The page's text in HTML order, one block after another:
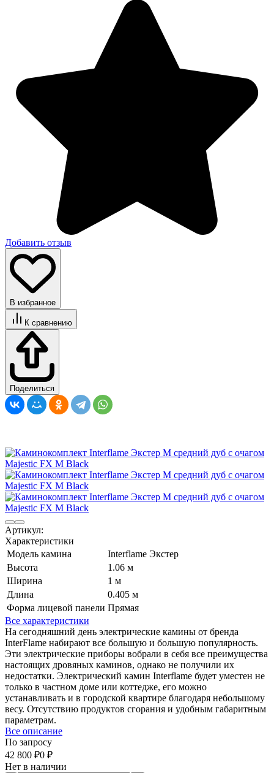
Добавить отзыв
В избранное
К сравнению
Поделиться
Артикул:
Характеристики
Модель камина
Interflame Экстер
Высота
1.06 м
Ширина
1 м
Длина
0.405 м
Форма лицевой панели Прямая
Все характеристики
На сегодняшний день электрические камины от бренда
InterFlame набирают все большую и большую популярность.
Эти электрические приборы вобрали в себя все преимущества
настоящих дровяных каминов, однако не получили их
недостатки. Электрический камин Interflame будет уместен не
только в частном доме или коттедже, его можно
устанавливать и в городской квартире благодаря небольшому
весу. Отсутствию продуктов сгорания и удобным габаритным
параметрам.
Все описание
По запросу
42 800 ₽0 ₽
Нет в наличии